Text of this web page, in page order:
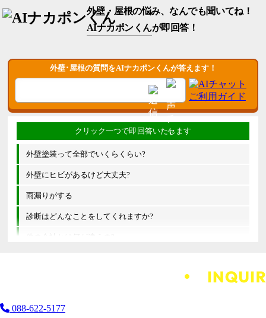
外壁・屋根の悩み、なんでも聞いてね！
AIナカポンくんが即回答！
外壁･屋根の質問をAIナカポンくんが答えます！
外壁塗装って全部でいくらくらい?
外壁にヒビがあるけど大丈夫?
雨漏りがする
診断はどんなことをしてくれますか?
他の会社とは何が違うの?
088-622-5177